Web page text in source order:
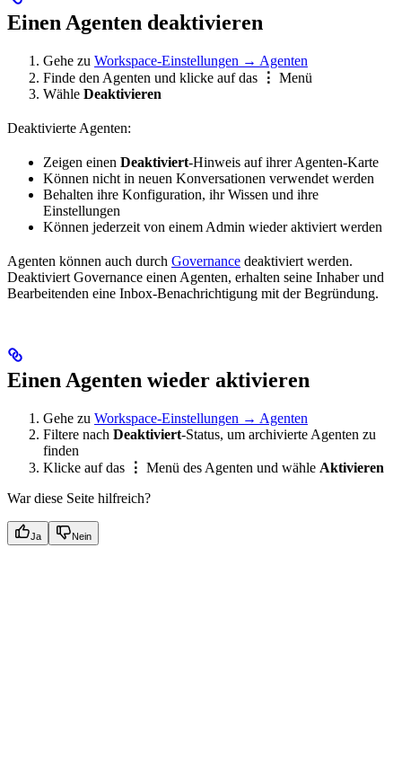
Einen Agenten deaktivieren
Gehe zu Workspace-Einstellungen → Agenten
Finde den Agenten und klicke auf das
⋮ Menü
Wähle Deaktivieren
Deaktivierte Agenten:
Zeigen einen Deaktiviert-Hinweis auf ihrer Agenten-Karte
Können nicht in neuen Konversationen verwendet werden
Behalten ihre Konfiguration, ihr Wissen und ihre
Einstellungen
Können jederzeit von einem Admin wieder aktiviert werden
Agenten können auch durch Governance deaktiviert werden.
Deaktiviert Governance einen Agenten, erhalten seine Inhaber und
Bearbeitenden eine Inbox-Benachrichtigung mit der Begründung.
Einen Agenten wieder aktivieren
Gehe zu Workspace-Einstellungen → Agenten
Filtere nach Deaktiviert-Status, um archivierte Agenten zu
finden
Klicke auf das
⋮ Menü des Agenten und wähle Aktivieren
War diese Seite hilfreich?
Ja Nein